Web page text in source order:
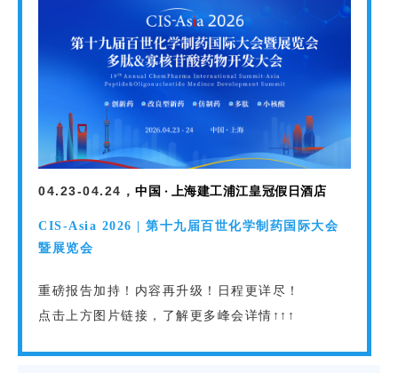
04.23-04.24， 中国 · 上海建工浦江皇冠假日酒店
CIS-Asia 2026 | 第十九届百世化学制药国际大会
暨展览会
重磅报告加持！内容再升级！日程更详尽！
点击上方图片链接，了解更多峰会详情↑↑↑